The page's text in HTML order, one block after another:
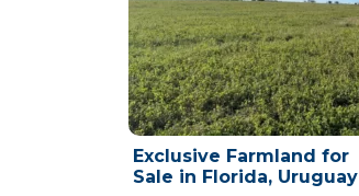
Exclusive Farmland for
Sale in Florida, Uruguay